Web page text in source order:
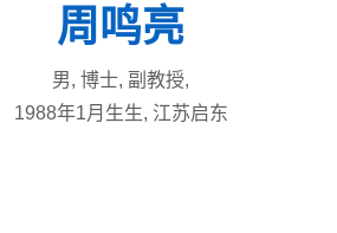
周鸣亮
男, 博士, 副教授,
1988年1月生生, 江苏启东